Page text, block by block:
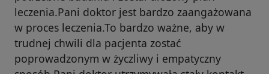
leczenia.Pani doktor jest bardzo zaangażowana
w proces leczenia.To bardzo ważne, aby w
trudnej chwili dla pacjenta zostać
poprowadzonym w życzliwy i empatyczny